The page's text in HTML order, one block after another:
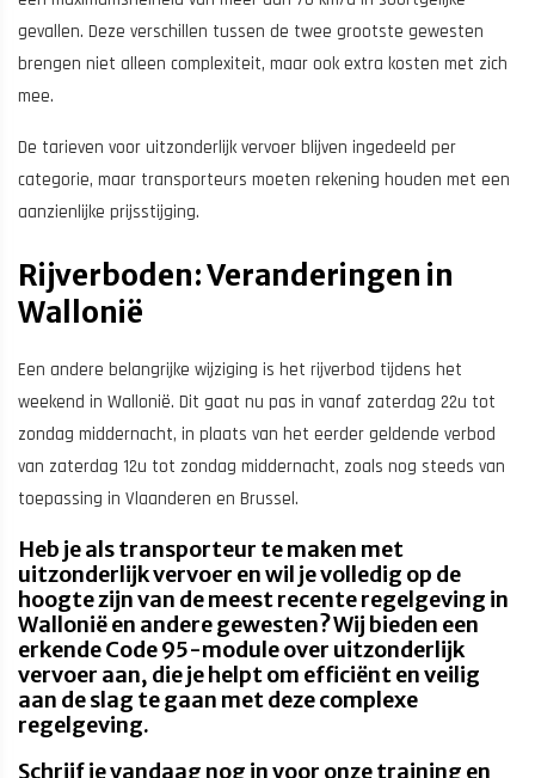
gevallen. Deze verschillen tussen de twee grootste gewesten
brengen niet alleen complexiteit, maar ook extra kosten met zich
mee.
De tarieven voor uitzonderlijk vervoer blijven ingedeeld per
categorie, maar transporteurs moeten rekening houden met een
aanzienlijke prijsstijging.
Rijverboden: Veranderingen in
Wallonië
Een andere belangrijke wijziging is het rijverbod tijdens het
weekend in Wallonië. Dit gaat nu pas in vanaf zaterdag 22u tot
zondag middernacht, in plaats van het eerder geldende verbod
van zaterdag 12u tot zondag middernacht, zoals nog steeds van
toepassing in Vlaanderen en Brussel.
Heb je als transporteur te maken met
uitzonderlijk vervoer en wil je volledig op de
hoogte zijn van de meest recente regelgeving in
Wallonië en andere gewesten? Wij bieden een
erkende Code 95-module over uitzonderlijk
vervoer aan, die je helpt om efficiënt en veilig
aan de slag te gaan met deze complexe
regelgeving.
Schrijf je vandaag nog in voor onze training en